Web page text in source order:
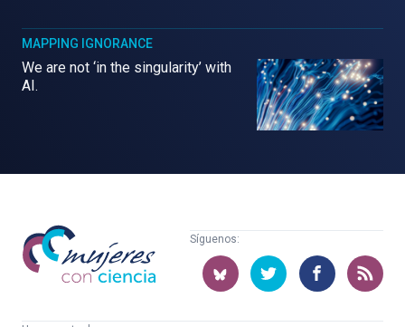
MAPPING IGNORANCE
We are not ‘in the singularity’ with
AI.
Mujeres
con
ciencia
Síguenos: